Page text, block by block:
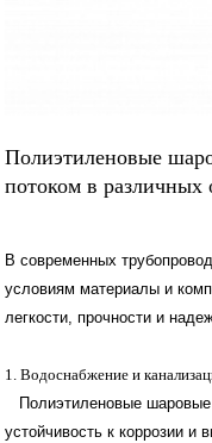
Полиэтиленовые
потоком в различных
В современных
условиям материалы и
легкости, прочности и
1. Водоснабжение и
Полиэтиленовые шаровые
устойчивость к коррозии и